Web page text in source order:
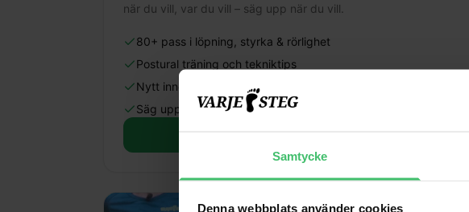
Samtycke
Denna webbplats använder cookies
när du vill, var du vill – säg upp när du vill.
80+ pass i löpning, styrka & rörlighet
Postural träning och tekniktips
Nytt innehåll löpande
Säg upp när du vill